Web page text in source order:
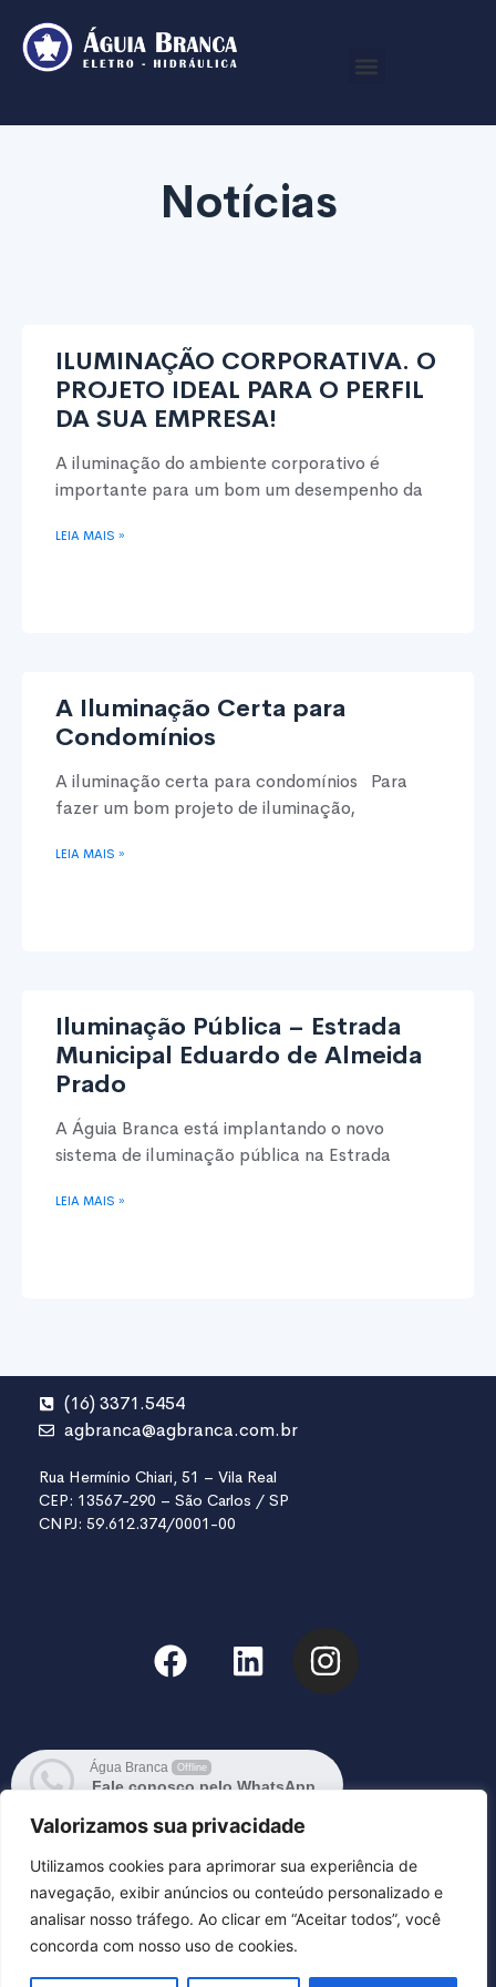
Valorizamos sua privacidade
Utilizamos cookies para aprimorar sua experiência de
navegação, exibir anúncios ou conteúdo personalizado e
analisar nosso tráfego. Ao clicar em “Aceitar todos”, você
concorda com nosso uso de cookies.
Notícias
ILUMINAÇÃO CORPORATIVA. O
PROJETO IDEAL PARA O PERFIL
DA SUA EMPRESA!
A iluminação do ambiente corporativo é
importante para um bom um desempenho da
LEIA MAIS »
A Iluminação Certa para
Condomínios
A iluminação certa para condomínios Para
fazer um bom projeto de iluminação,
LEIA MAIS »
Iluminação Pública – Estrada
Municipal Eduardo de Almeida
Prado
A Águia Branca está implantando o novo
sistema de iluminação pública na Estrada
LEIA MAIS »
(16) 3371.5454
agbranca@agbranca.com.br
Rua Hermínio Chiari, 51 – Vila Real
CEP: 13567-290 – São Carlos / SP
CNPJ: 59.612.374/0001-00
Água Branca Offline
Fale conosco pelo WhatsApp